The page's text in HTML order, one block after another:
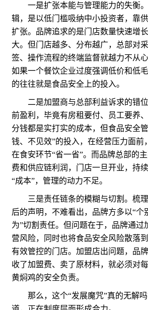
一是扩张本能与管理能力的失衡。
辑，是以低门槛吸纳中小投资者，靠
扩张。品牌追求的是门店数量快速增
大。但门店越多、分布越广，总部对
签、操作流程的终端监督就越力不从
如果一个餐饮企业过度强调低价和低
的往往就是食品安全上的投入。
二是加盟商与总部利益诉求的错位
前盈利，毕竟有房租要付、员工要养
分钱都是实打实的成本，但食品安全
钱、不见效”的投入，在经营压力面前
在食安环节“省一省”。而品牌总部的
费和供应链利润，门店一旦开业，持
“成本”，管理的动力不足。
三是责任链条的模糊与切割。梳理
后的声明，不难看出，品牌方多以“个
为”切割责任。但问题在于，品牌通过
营风险，同时也将食品安全风险散落
有效管控的门店。加盟店出问题，品
收了加盟费、卖了原材料，就必须对
黄焖鸡的安全负责。
那么，这个“发展魔咒”真的无解吗